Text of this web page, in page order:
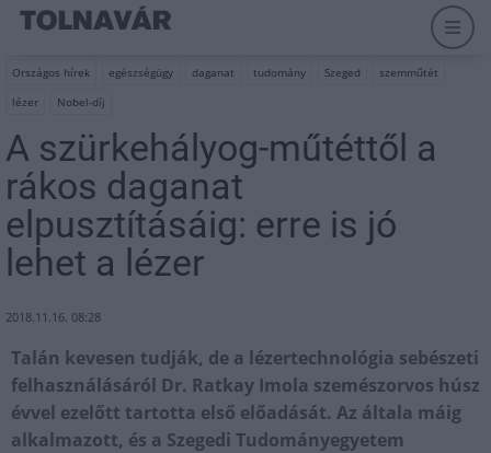
Országos hírek egészségügy daganat tudomány Szeged
szemműtét
lézer
Nobel-díj
A szürkehályog-műtéttől a
rákos daganat
elpusztításáig: erre is jó
lehet a lézer
2018.11.16. 08:28
Talán kevesen tudják, de a lézertechnológia sebészeti
felhasználásáról Dr. Ratkay Imola szemészorvos húsz
évvel ezelőtt tartotta első előadását. Az általa máig
alkalmazott, és a Szegedi Tudományegyetem